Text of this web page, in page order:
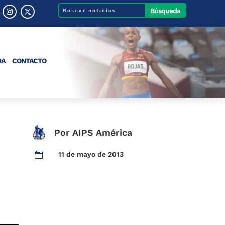
CONTACTO
Por AIPS América
 11 de mayo de 2013